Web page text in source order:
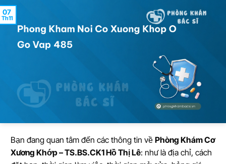
07
Th11
Bạn đang quan tâm đến các thông tin về Phòng Khám Cơ
Xương Khớp – TS.BS.CK1 Hồ Thị Lê: như là địa chỉ, cách